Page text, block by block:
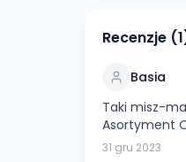
Recenzje (1
Basia
Taki misz-
Asortyment
31 gru 2023